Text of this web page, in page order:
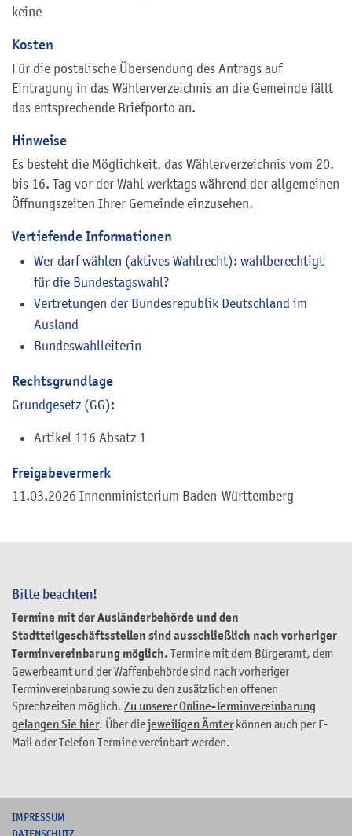
Bitte beachten!
Termine mit der Ausländerbehörde und den
Stadtteilgeschäftsstellen sind ausschließlich nach vorheriger
Terminvereinbarung möglich. Termine mit dem Bürgeramt, dem
Gewerbeamt und der Waffenbehörde sind nach vorheriger
Terminvereinbarung sowie zu den zusätzlichen offenen
Sprechzeiten möglich. Zu unserer Online-Terminvereinbarung
gelangen Sie hier. Über diejeweiligen Ämterkönnen auch per E-
Mail oder Telefon Termine vereinbart werden.
keine
Kosten
Für die postalische Übersendung des Antrags auf
Eintragung in das Wählerverzeichnis an die Gemeinde fällt
das entsprechende Briefporto an.
Hinweise
Es besteht die Möglichkeit, das Wählerverzeichnis vom 20.
bis 16. Tag vor der Wahl werktags während der allgemeinen
Öffnungszeiten Ihrer Gemeinde einzusehen.
Vertiefende Informationen
Wer darf wählen (aktives Wahlrecht): wahlberechtigt
für die Bundestagswahl?
Vertretungen der Bundesrepublik Deutschland im
Ausland
Bundeswahlleiterin
Rechtsgrundlage
Grundgesetz (GG):
Artikel 116 Absatz 1
Freigabevermerk
11.03.2026 Innenministerium Baden-Württemberg
IMPRESSUM